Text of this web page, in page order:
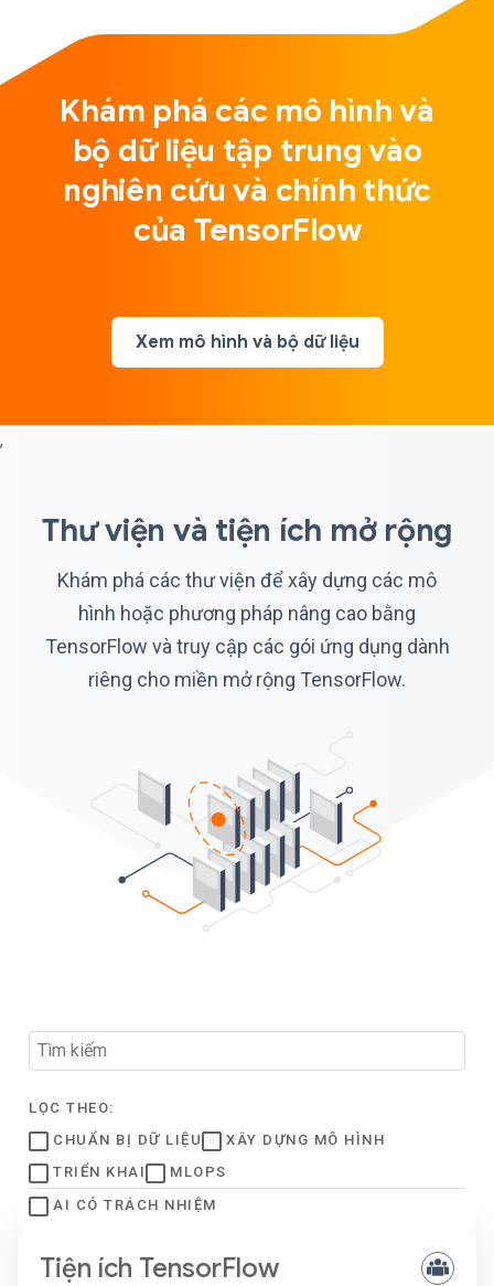
Khám phá các mô hình và
bộ dữ liệu tập trung vào
nghiên cứu và chính thức
của TensorFlow
Xem mô hình và bộ dữ liệu
,
Thư viện và tiện ích mở rộng
Khám phá các thư viện để xây dựng các mô
hình hoặc phương pháp nâng cao bằng
TensorFlow và truy cập các gói ứng dụng dành
riêng cho miền mở rộng TensorFlow.
LỌC THEO:
CHUẨN BỊ DỮ LIỆU
XÂY DỰNG MÔ HÌNH
TRIỂN KHAI
MLOPS
AI CÓ TRÁCH NHIỆM
Tiện ích TensorFlow